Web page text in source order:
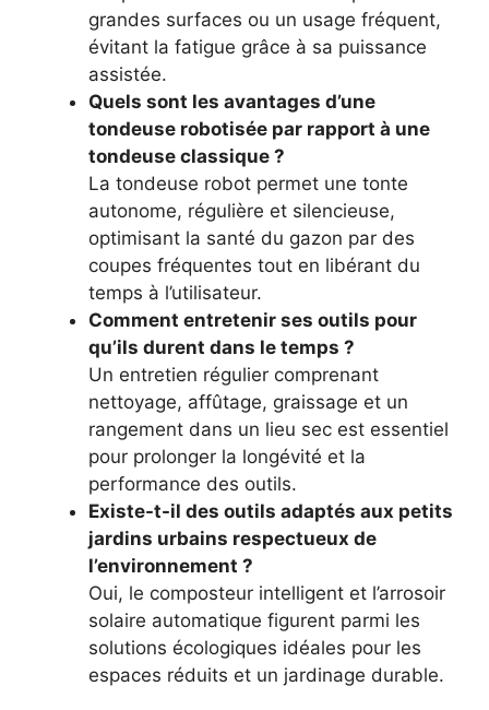
grandes surfaces ou un usage fréquent,
évitant la fatigue grâce à sa puissance
assistée.
Quels sont les avantages d’une
tondeuse robotisée par rapport à une
tondeuse classique ?
La tondeuse robot permet une tonte
autonome, régulière et silencieuse,
optimisant la santé du gazon par des
coupes fréquentes tout en libérant du
temps à l’utilisateur.
Comment entretenir ses outils pour
qu’ils durent dans le temps ?
Un entretien régulier comprenant
nettoyage, affûtage, graissage et un
rangement dans un lieu sec est essentiel
pour prolonger la longévité et la
performance des outils.
Existe-t-il des outils adaptés aux petits
jardins urbains respectueux de
l’environnement ?
Oui, le composteur intelligent et l’arrosoir
solaire automatique figurent parmi les
solutions écologiques idéales pour les
espaces réduits et un jardinage durable.